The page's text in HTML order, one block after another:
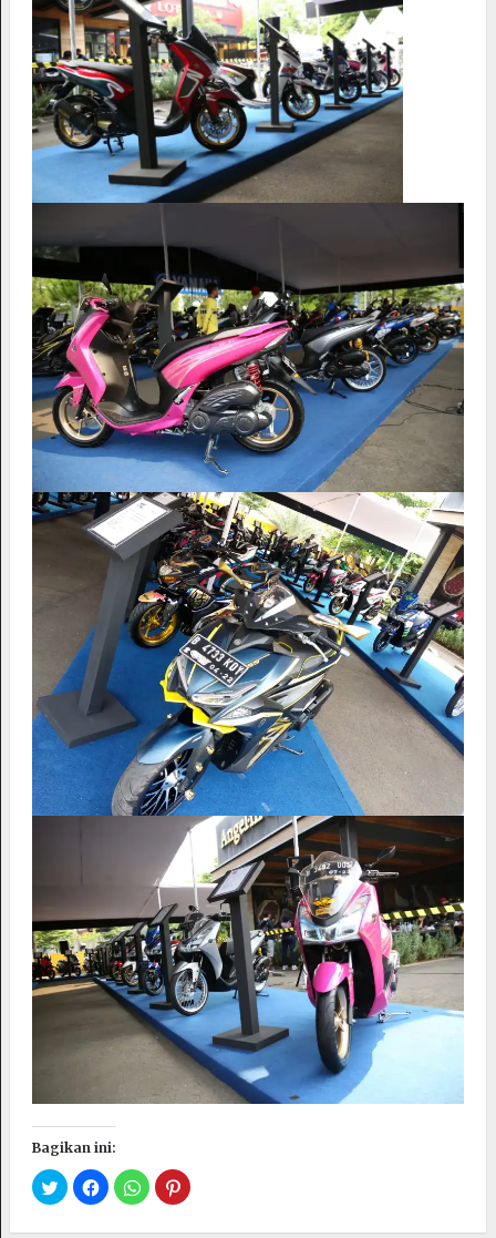
Bagikan ini: